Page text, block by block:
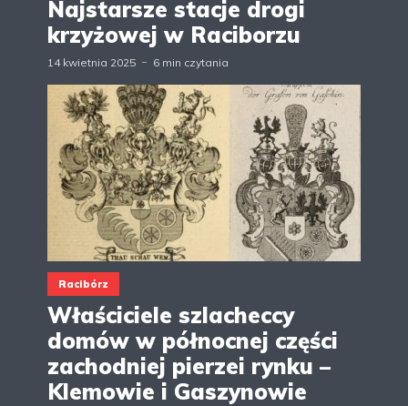
Najstarsze stacje drogi
krzyżowej w Raciborzu
14 kwietnia 2025 6 min czytania
Racibórz
Właściciele szlacheccy
domów w północnej części
zachodniej pierzei rynku –
Klemowie i Gaszynowie